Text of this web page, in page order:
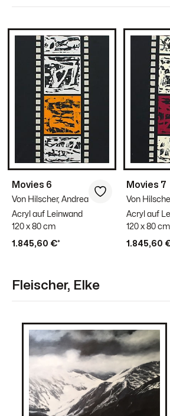
Movies 6
Von Hilscher, Andrea
Acryl auf Leinwand
120 x 80 cm
1.845,60 €*
Movies 7
Von
Acryl auf
120 x 80 cm
1.845,60
Fleischer, Elke